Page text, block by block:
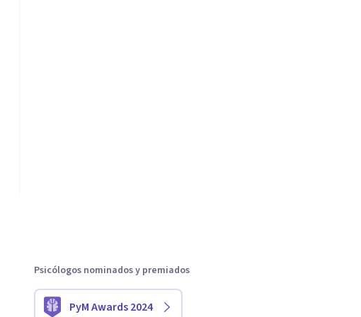
Psicólogos nominados y premiados
PyM Awards 2024